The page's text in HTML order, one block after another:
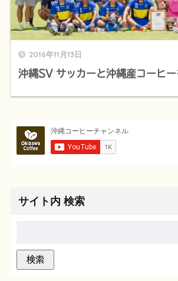
2016年11月13日
沖縄SV サッカーと沖縄産コーヒー
サイト内 検索